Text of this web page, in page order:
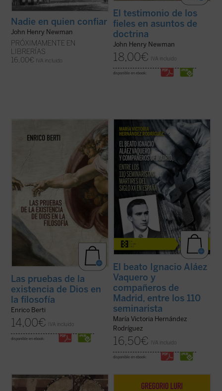
Nadie en quien confiar
John Henry Newman
PRÓXIMAMENTE EN
LIBRERÍAS
16,00€ IVA incluido
El testimonio de los
fieles en asuntos de
doctrina
John Henry Newman
18,00€ IVA incluido
disponible en ebook:
contemporáneos, reconstruyendo los
argumentos que la tradición filosófica ha
elaborado a lo largo de siglos. El resultado
es una obra que invita a reflexionar sin
Las pruebas de la
existencia de Dios en
la filosofía
Enrico Berti
14,00€ IVA incluido
disponible en ebook:
La beatificación de estos 11 mártires, en
2026, coincide con el noventa aniversario
de la explosión sangrienta, en 1936, de la
persecución del siglo XX en España. La
postuladora de su Causa de beatificación
presenta aquí una breve pero ...
(ver ficha)
El beato Ignacio Aláez
Vaquero y
compañeros de
Madrid, entre los 110
seminarista
María Victoria Hernández
Rodríguez
16,50€ IVA incluido
disponible en ebook:
¿Qué hacer cuando el sufrimiento se
Gregorio Luri nos conduce por un viaje
filosófico para mostrarnos que nuestra